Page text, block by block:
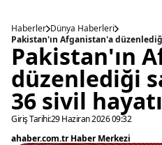
Haberler Dünya Haberleri
Pakistan'ın
düzenlediği
36 sivil
Giriş Tarihi:29 Haziran 2026 09:32
ahaber.com.tr Haber Merkezi